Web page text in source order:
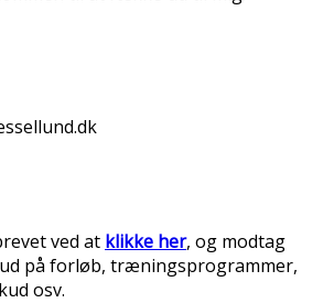
ved at klikke her, og modtag
på forløb, træningsprogrammer,
osv.